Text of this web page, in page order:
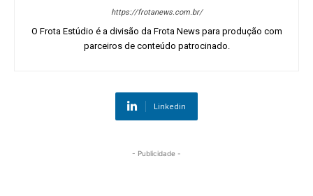
https://frotanews.com.br/
O Frota Estúdio é a divisão da Frota News para produção com
parceiros de conteúdo patrocinado.
Linkedin
- Publicidade -